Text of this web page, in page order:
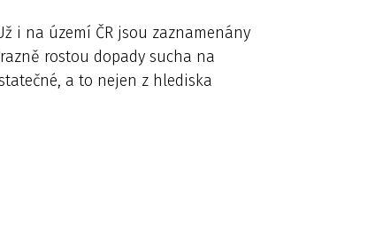
i na území ČR jsou zaznamenány
rostou dopady sucha na
a to nejen z hlediska